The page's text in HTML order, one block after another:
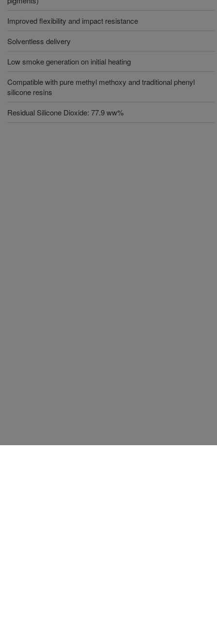
Improved flexibility and impact resistance
Solventless delivery
Low smoke generation on initial heating
Compatible with pure methyl methoxy and traditional phenyl
silicone resins
Residual Silicone Dioxide: 77.9 ww%